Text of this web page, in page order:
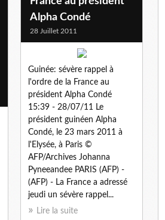
Alpha Condé
28 Juillet 2011
Guinée: sévère rappel à
l'ordre de la France au
président Alpha Condé
15:39 - 28/07/11 Le
président guinéen Alpha
Condé, le 23 mars 2011 à
l'Elysée, à Paris ©
AFP/Archives Johanna
Pyneeandee PARIS (AFP) -
(AFP) - La France a adressé
jeudi un sévère rappel...
Lire la suite